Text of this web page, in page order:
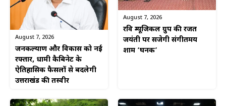
August 7, 2026
जनकल्याण और विकास को नई
रफ्तार, धामी कैबिनेट के
ऐतिहासिक फैसलों से बदलेगी
उत्तराखंड की तस्वीर
August 7, 2026
रवि म्यूजिकल ग्रुप की रजत
जयंती पर सजेगी संगीतमय
शाम ‘घनक’